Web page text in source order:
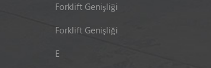
Forklift Genişliği
Forklift Genişliği
E